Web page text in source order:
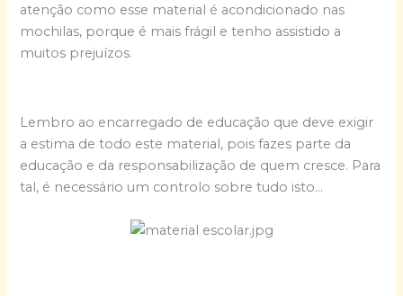
atenção como esse material é acondicionado nas
mochilas, porque é mais frágil e tenho assistido a
muitos prejuízos.
Lembro ao encarregado de educação que deve exigir
a estima de todo este material, pois fazes parte da
educação e da responsabilização de quem cresce. Para
tal, é necessário um controlo sobre tudo isto…